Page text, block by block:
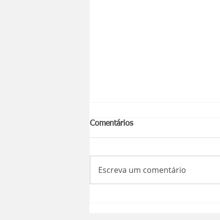
Comentários
Escreva um comentário